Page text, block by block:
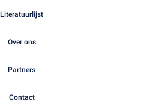
Literatuurlijst
Over ons
Partners
Contact